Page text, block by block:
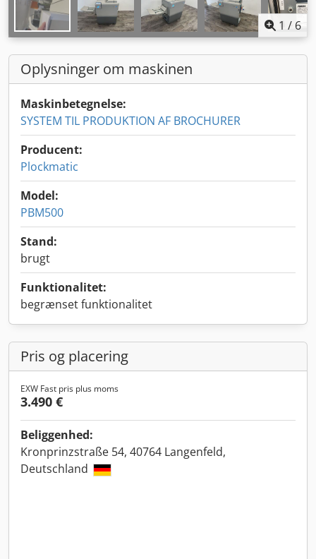
1 / 6
Oplysninger om maskinen
Maskinbetegnelse:
SYSTEM TIL PRODUKTION AF BROCHURER
Producent:
Plockmatic
Model:
PBM500
Stand:
brugt
Funktionalitet:
begrænset funktionalitet
Pris og placering
EXW Fast pris plus moms
3.490 €
Beliggenhed:
Kronprinzstraße 54, 40764 Langenfeld,
Deutschland